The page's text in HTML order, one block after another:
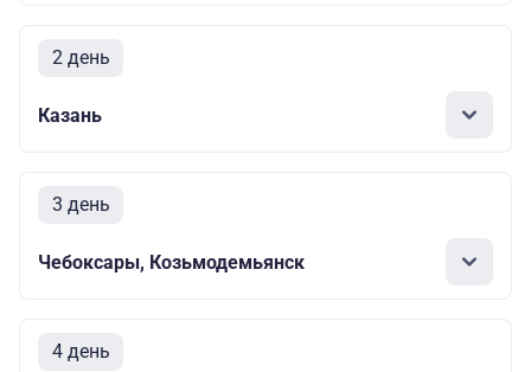
2 день
Казань
3 день
Чебоксары, Козьмодемьянск
4 день